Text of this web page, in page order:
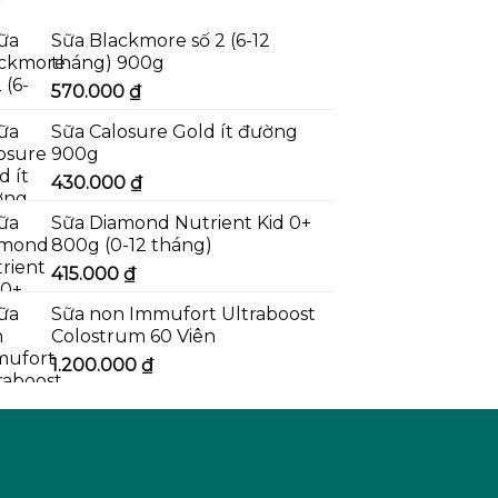
Sữa Blackmore số 2 (6-12
tháng) 900g
570.000 ₫
Sữa Calosure Gold ít đường
900g
430.000 ₫
Sữa Diamond Nutrient Kid 0+
800g (0-12 tháng)
415.000 ₫
Sữa non Immufort Ultraboost
Colostrum 60 Viên
1.200.000 ₫